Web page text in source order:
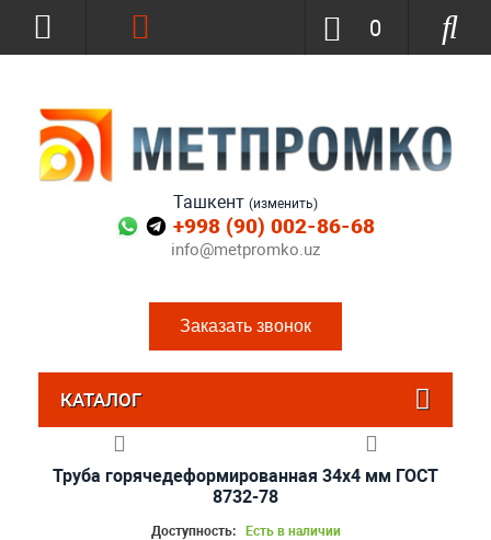
Ташкент (изменить)
+998 (90) 002-86-68
info@metpromko.uz
Заказать звонок
0
КАТАЛОГ
Труба горячедеформированная 34х4 мм ГОСТ
8732-78
Доступность: Есть в наличии